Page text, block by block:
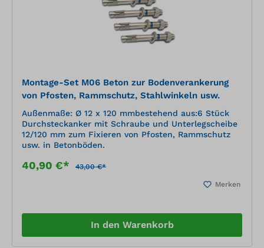
Montage-Set M06 Beton zur Bodenverankerung
von Pfosten, Rammschutz, Stahlwinkeln usw.
Außenmaße: Ø 12 x 120 mmbestehend aus:6 Stück
Durchsteckanker mit Schraube und Unterlegscheibe
12/120 mm zum Fixieren von Pfosten, Rammschutz
usw. in Betonböden.
40,90 €* 43,00 €*
Merken
In den Warenkorb